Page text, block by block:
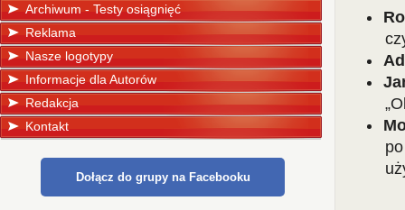
Archiwum - Testy osiągnięć
Reklama
Nasze logotypy
Informacje dla Autorów
Redakcja
Kontakt
Dołącz do grupy na Facebooku